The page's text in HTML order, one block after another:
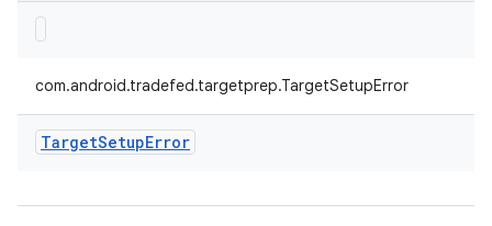
com.android.tradefed.targetprep.TargetSetupError
TargetSetupError